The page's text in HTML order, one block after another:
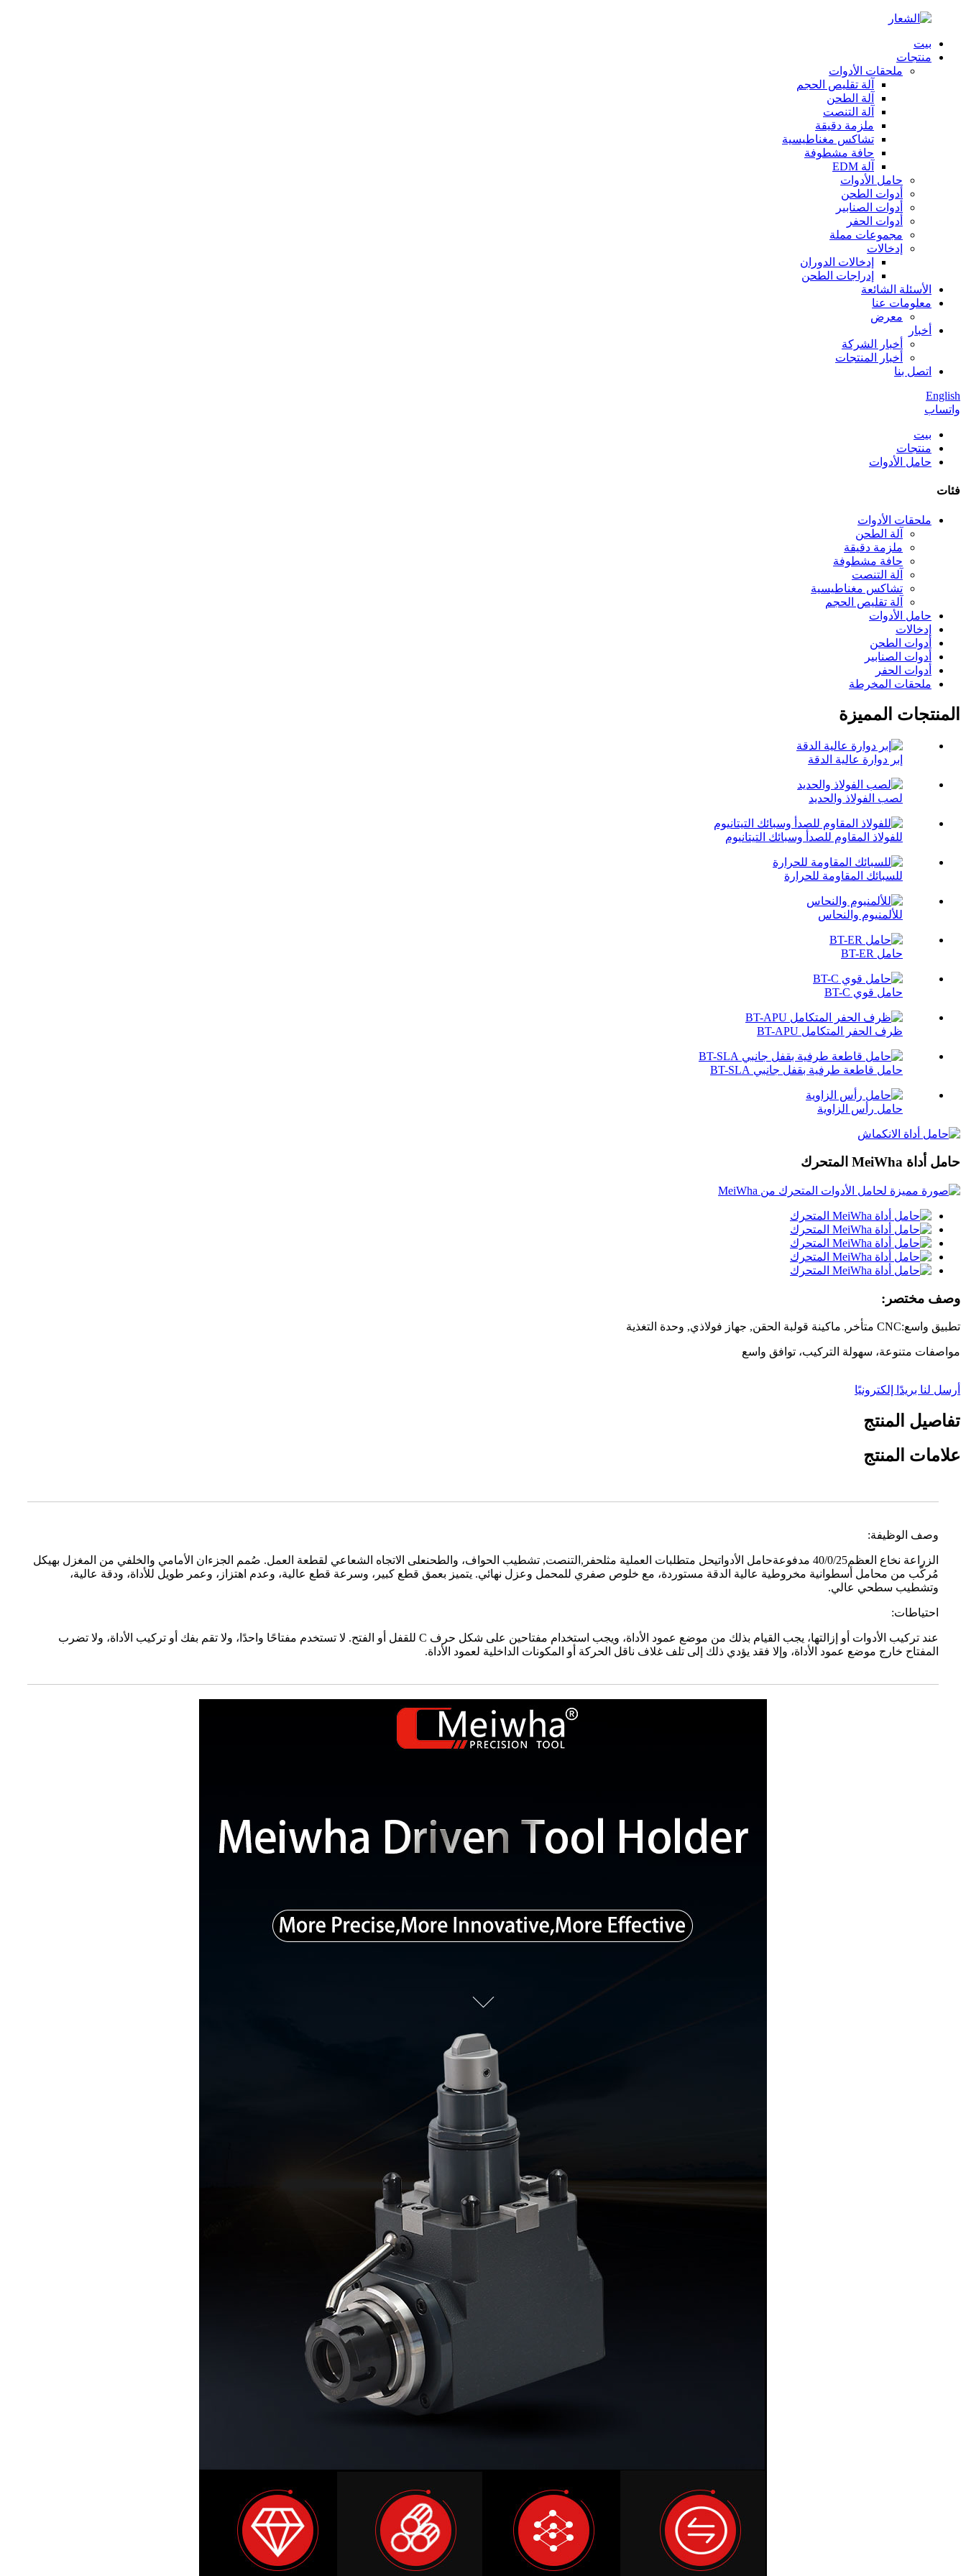
بيت
منتجات
ملحقات الأدوات
آلة تقليص الحجم
آلة الطحن
آلة التنصت
ملزمة دقيقة
تشاكس مغناطيسية
حافة مشطوفة
آلة EDM
حامل الأدوات
أدوات الطحن
أدوات الصنابير
أدوات الحفر
مجموعات مملة
إدخالات
إدخالات الدوران
إدراجات الطحن
الأسئلة الشائعة
معلومات عنا
معرض
أخبار
أخبار الشركة
أخبار المنتجات
اتصل بنا
English
واتساب
بيت
منتجات
حامل الأدوات
فئات
ملحقات الأدوات
آلة الطحن
ملزمة دقيقة
حافة مشطوفة
آلة التنصت
تشاكس مغناطيسية
آلة تقليص الحجم
حامل الأدوات
إدخالات
أدوات الطحن
أدوات الصنابير
أدوات الحفر
ملحقات المخرطة
المنتجات المميزة
إبر دوارة عالية الدقة
لصب الفولاذ والحديد
للفولاذ المقاوم للصدأ وسبائك التيتانيوم
للسبائك المقاومة للحرارة
للألمنيوم والنحاس
حامل BT-ER
حامل قوي BT-C
ظرف الحفر المتكامل BT-APU
حامل قاطعة طرفية بقفل جانبي BT-SLA
حامل رأس الزاوية
حامل أداة MeiWha المتحرك
وصف مختصر:
تطبيق واسع:CNC متأخر , ماكينة قولبة الحقن, جهاز فولاذي, وحدة التغذية
مواصفات متنوعة، سهولة التركيب، توافق واسع
أرسل لنا بريدًا إلكترونيًا
تفاصيل المنتج
علامات المنتج
وصف الوظيفة:
الزراعة نخاع العظم40/0/25 مدفوعة حامل الأدواتيحل متطلبات العملية مثلحفر , التنصت, تشطيب الحواف، و الطحنعلى الاتجاه الشعاعي لقطعة العمل. صُمم الجزءان الأمامي والخلفي من المغزل بهيكل
مُركّب من محامل أسطوانية مخروطية عالية الدقة مستوردة، مع خلوص صفري للمحمل وعزل نهائي. يتميز بعمق قطع كبير، وسرعة قطع عالية، وعدم اهتزاز، وعمر طويل للأداة، ودقة عالية،
وتشطيب سطحي عالي.
احتياطات:
عند تركيب الأدوات أو إزالتها، يجب القيام بذلك من موضع عمود الأداة، ويجب استخدام مفتاحين على شكل حرف C للقفل أو الفتح. لا تستخدم مفتاحًا واحدًا، ولا تقم بفك أو تركيب الأداة، ولا تضرب
المفتاح خارج موضع عمود الأداة، وإلا فقد يؤدي ذلك إلى تلف غلاف ناقل الحركة أو المكونات الداخلية لعمود الأداة.